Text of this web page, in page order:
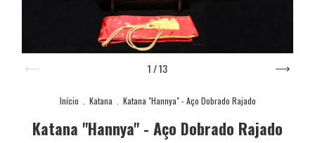
1/13
Início Katana Katana "Hannya" - Aço Dobrado Rajado
Katana "Hannya" - Aço Dobrado Rajado